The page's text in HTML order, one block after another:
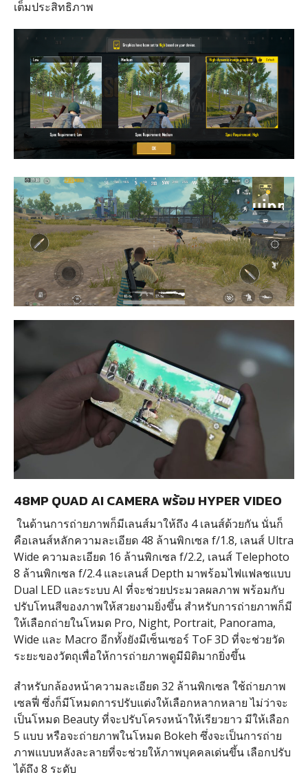
เต็มประสิทธิภาพ
48MP QUAD AI CAMERA พร้อม HYPER VIDEO
ในด้านการถ่ายภาพก็มีเลนส์มาให้ถึง 4 เลนส์ด้วยกัน นั่นก็
คือเลนส์หลักความละเอียด 48 ล้านพิกเซล f/1.8, เลนส์ Ultra
Wide ความละเอียด 16 ล้านพิกเซล f/2.2, เลนส์ Telephoto
8 ล้านพิกเซล f/2.4 และเลนส์ Depth มาพร้อมไฟแฟลชแบบ
Dual LED และระบบ AI ที่จะช่วยประมวลผลภาพ พร้อมกับ
ปรับโทนสีของภาพให้สวยงามยิ่งขึ้น สำหรับการถ่ายภาพก็มี
ให้เลือกถ่ายในโหมด Pro, Night, Portrait, Panorama,
Wide และ Macro อีกทั้งยังมีเซ็นเซอร์ ToF 3D ที่จะช่วยวัด
ระยะของวัตถุเพื่อให้การถ่ายภาพดูมีมิติมากยิ่งขึ้น
สำหรับกล้องหน้าความละเอียด 32 ล้านพิกเซล ใช้ถ่ายภาพ
เซลฟี่ ซึ่งก็มีโหมดการปรับแต่งให้เลือกหลากหลาย ไม่ว่าจะ
เป็นโหมด Beauty ที่จะปรับโครงหน้าให้เรียวยาว มีให้เลือก
5 แบบ หรือจะถ่ายภาพในโหมด Bokeh ซึ่งจะเป็นการถ่าย
ภาพแบบหลังละลายที่จะช่วยให้ภาพบุคคลเด่นขึ้น เลือกปรับ
ได้ถึง 8 ระดับ